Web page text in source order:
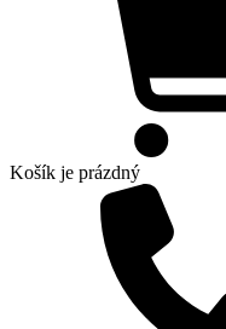
Košík je prázdný